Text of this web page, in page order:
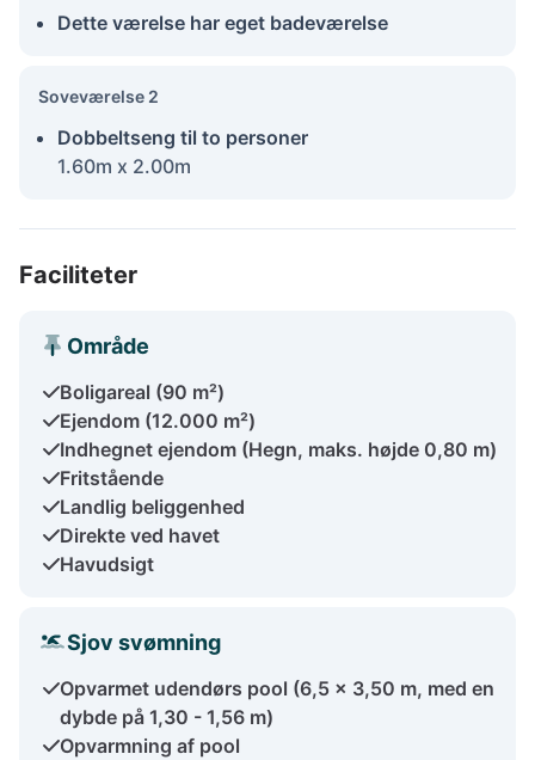
Dette værelse har eget badeværelse
Soveværelse 2
Dobbeltseng til to personer
1.60m x 2.00m
Faciliteter
Område
Boligareal (90 m²)
Ejendom (12.000 m²)
Indhegnet ejendom (Hegn, maks. højde 0,80 m)
Fritstående
Landlig beliggenhed
Direkte ved havet
Havudsigt
Sjov svømning
Opvarmet udendørs pool (6,5 x 3,50 m, med en
dybde på 1,30 - 1,56 m)
Opvarmning af pool